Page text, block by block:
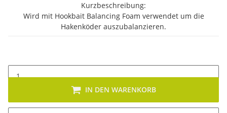
Kurzbeschreibung:
Wird mit Hookbait Balancing Foam verwendet um die
Hakenköder auszubalanzieren.
IN DEN WARENKORB